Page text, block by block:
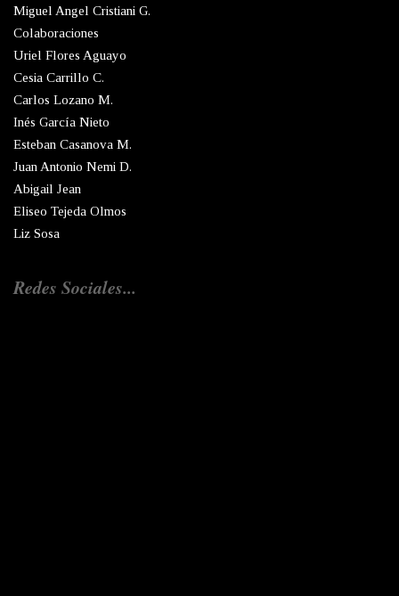
Miguel Angel Cristiani G.
Colaboraciones
Uriel Flores Aguayo
Cesia Carrillo C.
Carlos Lozano M.
Inés García Nieto
Esteban Casanova M.
Juan Antonio Nemi D.
Abigail Jean
Eliseo Tejeda Olmos
Liz Sosa
Redes Sociales...